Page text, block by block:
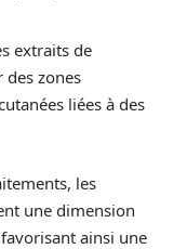
extraits de
zones
liées à des
les
une dimension
ainsi une